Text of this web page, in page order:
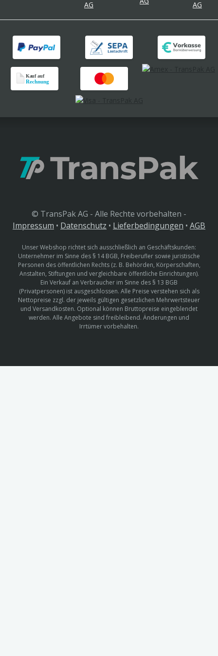
© TransPak AG - Alle Rechte vorbehalten -
Impressum • Datenschutz • Lieferbedingungen • AGB
Unser Webshop richtet sich ausschließlich an Geschäftskunden:
Unternehmer im Sinne des § 14 BGB, Freiberufler sowie juristische
Personen des öffentlichen Rechts (z. B. Behörden, Körperschaften,
Anstalten, Stiftungen und vergleichbare öffentliche Einrichtungen).
Ein Verkauf an Verbraucher im Sinne des § 13 BGB
(Privatpersonen) ist ausgeschlossen. Alle Preise verstehen sich als
Nettopreise zzgl. der jeweils gültigen gesetzlichen Mehrwertsteuer
und Versandkosten. Optional können Bruttopreise eingeblendet
werden. Alle Angebote sind freibleibend. Änderungen und
Irrtümer vorbehalten.